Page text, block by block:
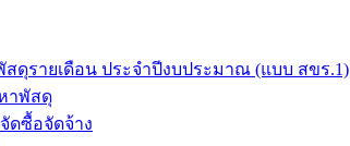
ดุรายเดือน ประจำปีงบประมาณ (แบบ สขร.1)
าพัสดุ
ดซื้อจัดจ้าง